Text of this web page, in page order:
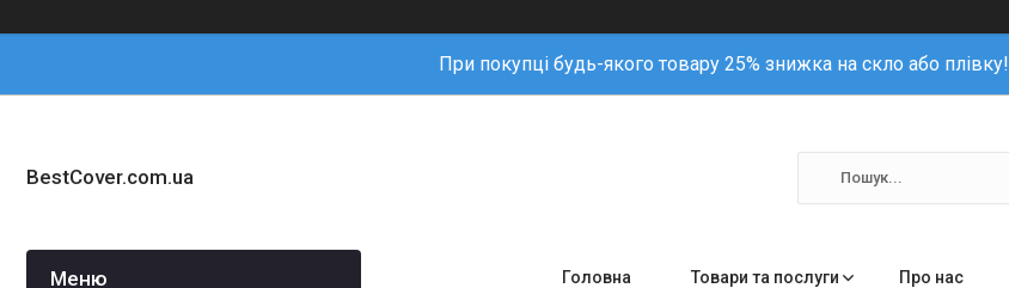
При покупці будь-якого товару 25% знижка на скло або плівку!
BestCover.com.ua
Головна Товари та послуги Про нас